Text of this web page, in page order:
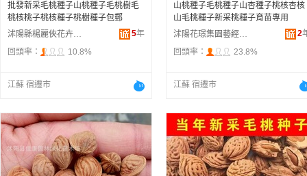
批發新采毛桃種子山桃種子毛桃樹毛
桃核桃子桃核種子桃樹種子包郵
沭陽縣楊麗俠花卉經營部
5年
回頭率：
10.8%
江蘇 宿遷市
山桃種子毛桃種子山杏種子桃核杏核
山毛桃種子新采桃種子育苗專用
沭陽花璟集園藝經營部
2
回頭率：
23.8%
江蘇 宿遷市